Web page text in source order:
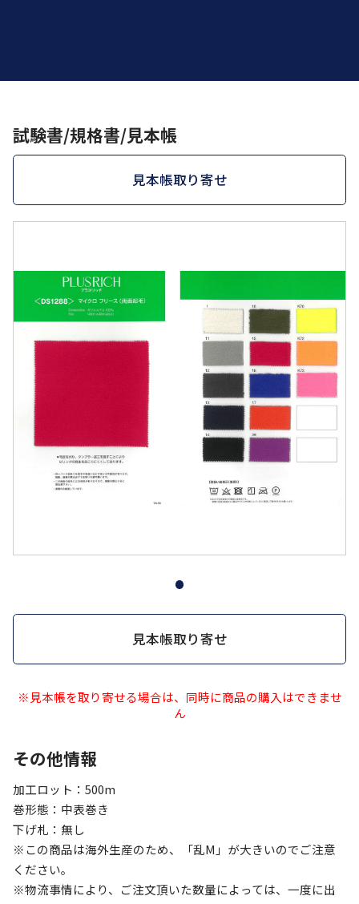
試験書/規格書/見本帳
見本帳取り寄せ
見本帳取り寄せ
※見本帳を取り寄せる場合は、同時に商品の購入はできませ
ん
その他情報
加工ロット：500m
巻形態：中表巻き
下げ札：無し
※この商品は海外生産のため、「乱M」が大きいのでご注意
ください。
※物流事情により、ご注文頂いた数量によっては、一度に出